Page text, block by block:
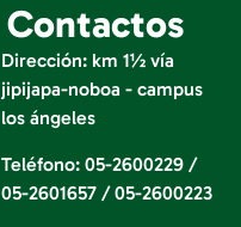
Contactos
Dirección: km 1½ vía
jipijapa-noboa - campus
los ángeles
Teléfono: 05-2600229 /
05-2601657 / 05-2600223